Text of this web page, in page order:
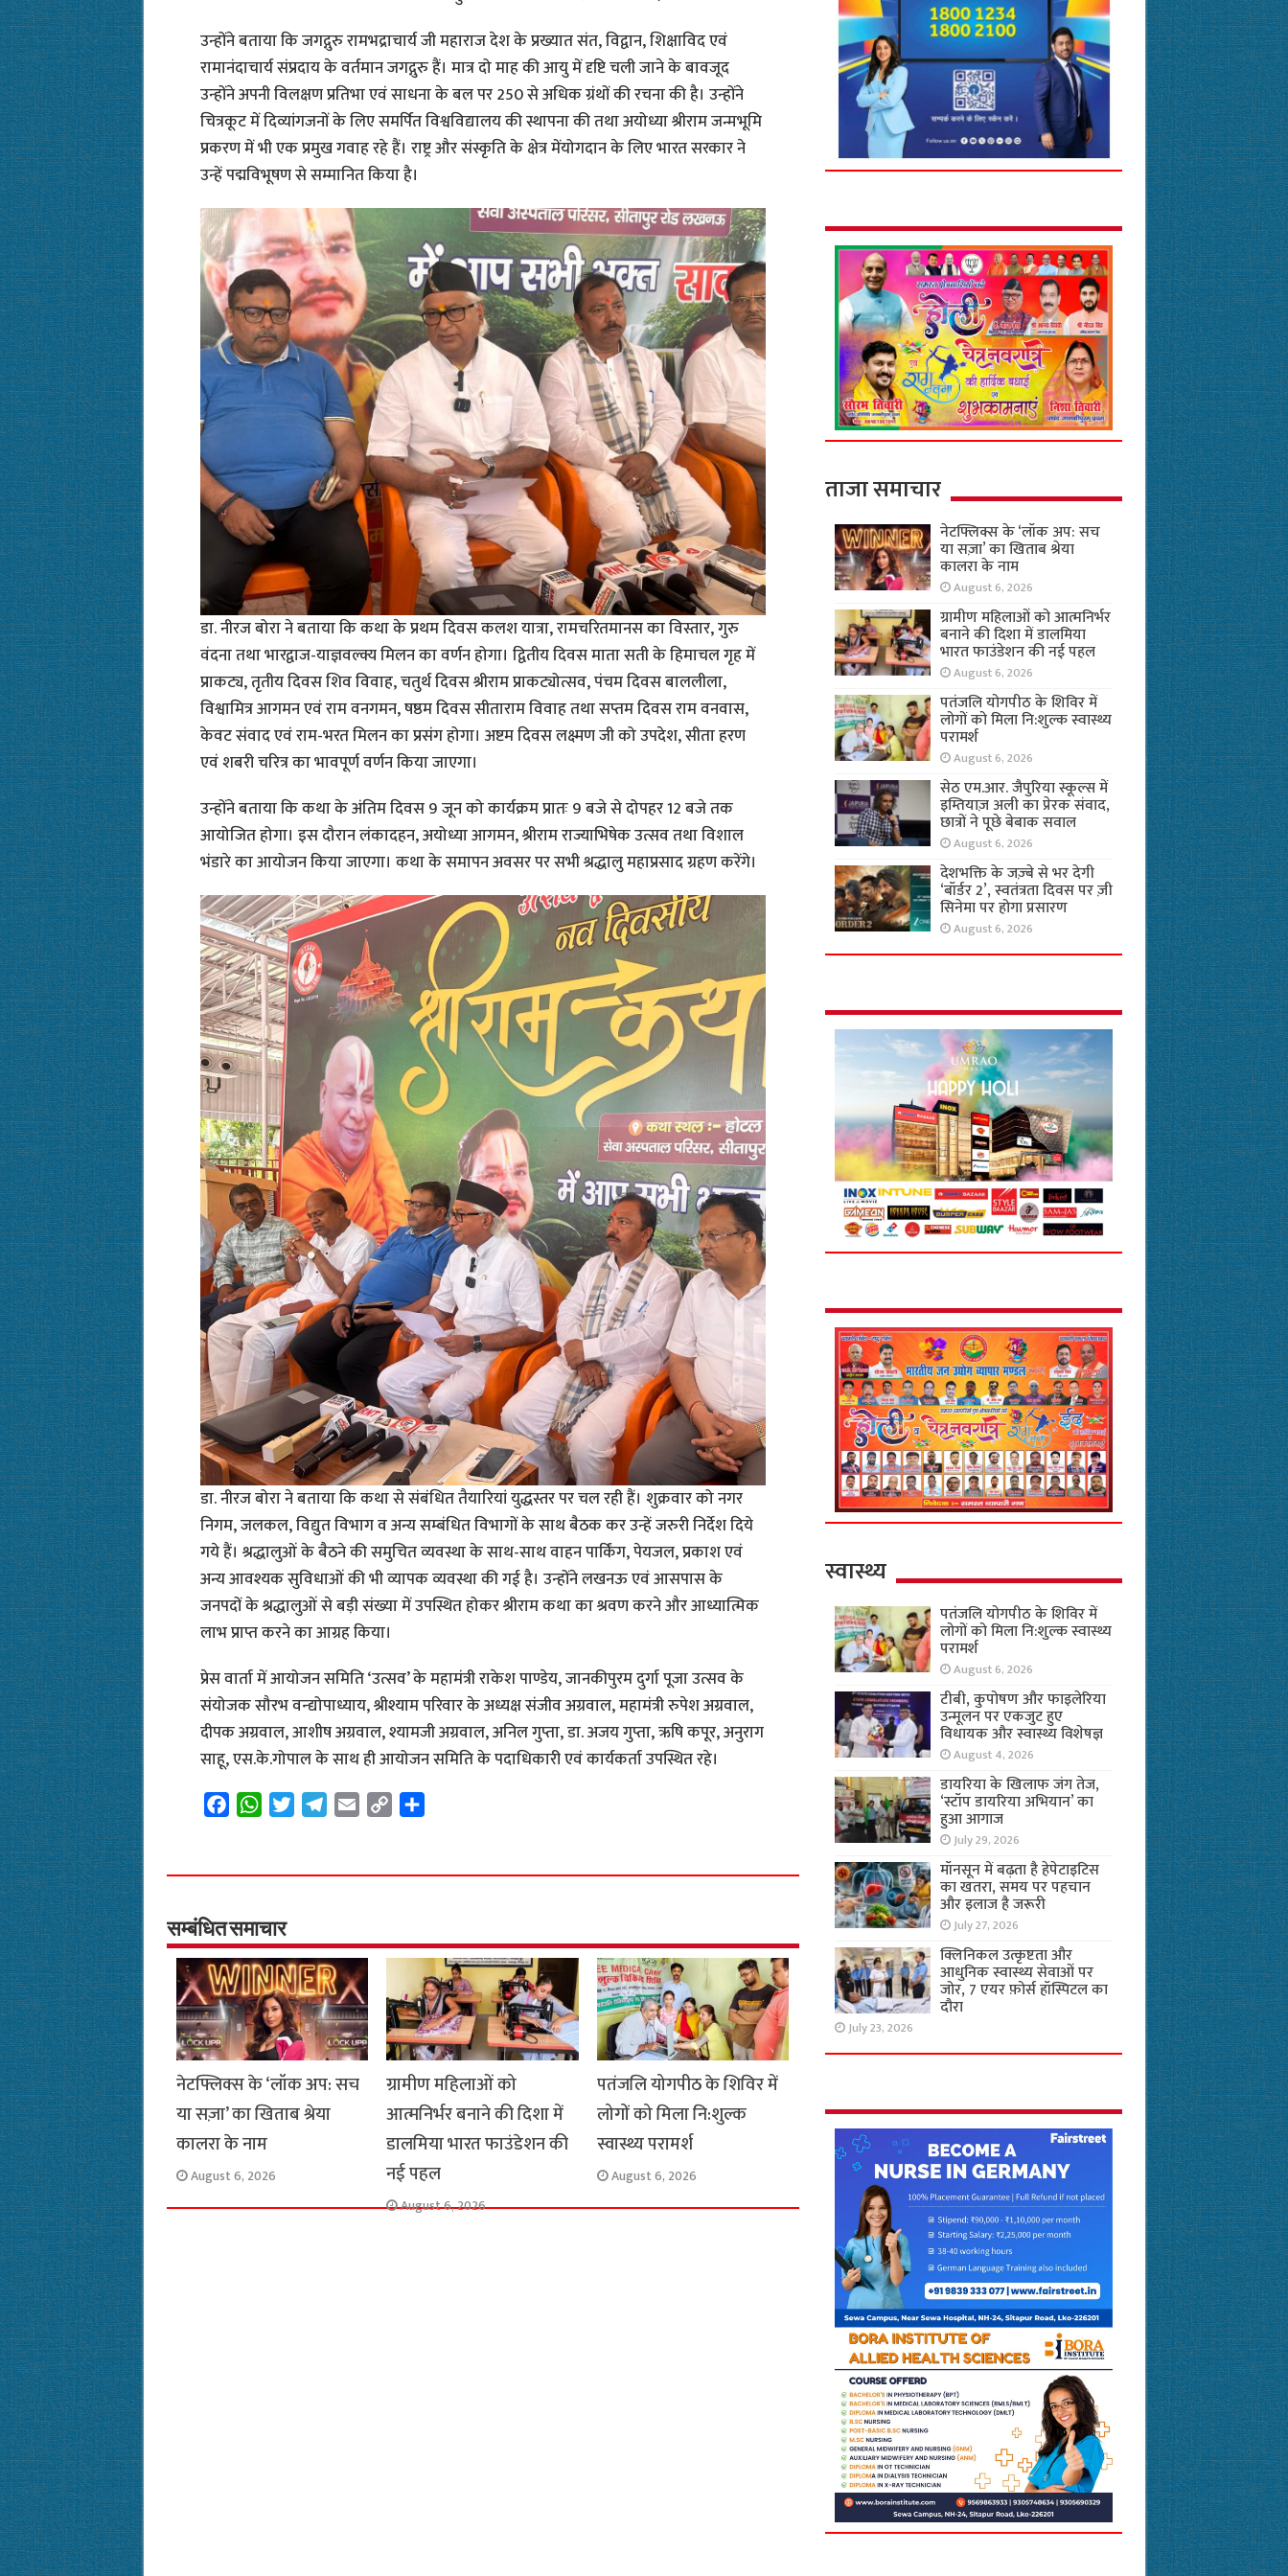
उन्होंने बताया कि जगद्गुरु रामभद्राचार्य जी महाराज देश के प्रख्यात संत, विद्वान, शिक्षाविद एवं
रामानंदाचार्य संप्रदाय के वर्तमान जगद्गुरु हैं। मात्र दो माह की आयु में दृष्टि चली जाने के बावजूद
उन्होंने अपनी विलक्षण प्रतिभा एवं साधना के बल पर 250 से अधिक ग्रंथों की रचना की है। उन्होंने
चित्रकूट में दिव्यांगजनों के लिए समर्पित विश्वविद्यालय की स्थापना की तथा अयोध्या श्रीराम जन्मभूमि
प्रकरण में भी एक प्रमुख गवाह रहे हैं। राष्ट्र और संस्कृति के क्षेत्र मेंयोगदान के लिए भारत सरकार ने
उन्हें पद्मविभूषण से सम्मानित किया है।
डा. नीरज बोरा ने बताया कि कथा के प्रथम दिवस कलश यात्रा, रामचरितमानस का विस्तार, गुरु
वंदना तथा भारद्वाज-याज्ञवल्क्य मिलन का वर्णन होगा। द्वितीय दिवस माता सती के हिमाचल गृह में
प्राकट्य, तृतीय दिवस शिव विवाह, चतुर्थ दिवस श्रीराम प्राकट्योत्सव, पंचम दिवस बाललीला,
विश्वामित्र आगमन एवं राम वनगमन, षष्ठम दिवस सीताराम विवाह तथा सप्तम दिवस राम वनवास,
केवट संवाद एवं राम-भरत मिलन का प्रसंग होगा। अष्टम दिवस लक्ष्मण जी को उपदेश, सीता हरण
एवं शबरी चरित्र का भावपूर्ण वर्णन किया जाएगा।
उन्होंने बताया कि कथा के अंतिम दिवस 9 जून को कार्यक्रम प्रातः 9 बजे से दोपहर 12 बजे तक
आयोजित होगा। इस दौरान लंकादहन, अयोध्या आगमन, श्रीराम राज्याभिषेक उत्सव तथा विशाल
भंडारे का आयोजन किया जाएगा। कथा के समापन अवसर पर सभी श्रद्धालु महाप्रसाद ग्रहण करेंगे।
डा. नीरज बोरा ने बताया कि कथा से संबंधित तैयारियां युद्धस्तर पर चल रही हैं। शुक्रवार को नगर
निगम, जलकल, विद्युत विभाग व अन्य सम्बंधित विभागों के साथ बैठक कर उन्हें जरुरी निर्देश दिये
गये हैं। श्रद्धालुओं के बैठने की समुचित व्यवस्था के साथ-साथ वाहन पार्किंग, पेयजल, प्रकाश एवं
अन्य आवश्यक सुविधाओं की भी व्यापक व्यवस्था की गई है। उन्होंने लखनऊ एवं आसपास के
जनपदों के श्रद्धालुओं से बड़ी संख्या में उपस्थित होकर श्रीराम कथा का श्रवण करने और आध्यात्मिक
लाभ प्राप्त करने का आग्रह किया।
प्रेस वार्ता में आयोजन समिति ‘उत्सव’ के महामंत्री राकेश पाण्डेय, जानकीपुरम दुर्गा पूजा उत्सव के
संयोजक सौरभ वन्द्योपाध्याय, श्रीश्याम परिवार के अध्यक्ष संजीव अग्रवाल, महामंत्री रुपेश अग्रवाल,
दीपक अग्रवाल, आशीष अग्रवाल, श्यामजी अग्रवाल, अनिल गुप्ता, डा. अजय गुप्ता, ऋषि कपूर, अनुराग
साहू, एस.के.गोपाल के साथ ही आयोजन समिति के पदाधिकारी एवं कार्यकर्ता उपस्थित रहे।
e
o
o
k
W
t
A
p
p
t
r
e
a
m
i
y
n
r
सम्बंधित समाचार
नेटफ्लिक्स के ‘लॉक अप: सच
या सज़ा’ का खिताब श्रेया
कालरा के नाम
August 6, 2026
ग्रामीण महिलाओं को
आत्मनिर्भर बनाने की दिशा में
डालमिया भारत फाउंडेशन की
नई पहल
August 6, 2026
पतंजलि योगपीठ के शिविर में
लोगों को मिला नि:शुल्क
स्वास्थ्य परामर्श
August 6, 2026
ताजा समाचार
नेटफ्लिक्स के ‘लॉक अप: सच
या सज़ा’ का खिताब श्रेया
कालरा के नाम
August 6, 2026
ग्रामीण महिलाओं को आत्मनिर्भर
बनाने की दिशा में डालमिया
भारत फाउंडेशन की नई पहल
August 6, 2026
पतंजलि योगपीठ के शिविर में
लोगों को मिला नि:शुल्क स्वास्थ्य
परामर्श
August 6, 2026
सेठ एम.आर. जैपुरिया स्कूल्स में
इम्तियाज़ अली का प्रेरक संवाद,
छात्रों ने पूछे बेबाक सवाल
August 6, 2026
देशभक्ति के जज़्बे से भर देगी
‘बॉर्डर 2’, स्वतंत्रता दिवस पर ज़ी
सिनेमा पर होगा प्रसारण
August 6, 2026
स्वास्थ्य
पतंजलि योगपीठ के शिविर में
लोगों को मिला नि:शुल्क स्वास्थ्य
परामर्श
August 6, 2026
टीबी, कुपोषण और फाइलेरिया
उन्मूलन पर एकजुट हुए
विधायक और स्वास्थ्य विशेषज्ञ
August 4, 2026
डायरिया के खिलाफ जंग तेज,
‘स्टॉप डायरिया अभियान’ का
हुआ आगाज
July 29, 2026
मॉनसून में बढ़ता है हेपेटाइटिस
का खतरा, समय पर पहचान
और इलाज है जरूरी
July 27, 2026
क्लिनिकल उत्कृष्टता और
आधुनिक स्वास्थ्य सेवाओं पर
जोर, 7 एयर फ़ोर्स हॉस्पिटल का
दौरा
July 23, 2026